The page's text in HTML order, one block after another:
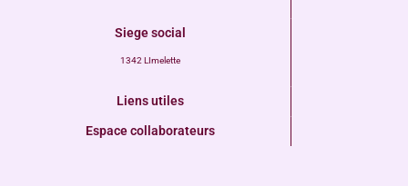
Siege social
1342 LImelette
Liens utiles
Espace collaborateurs